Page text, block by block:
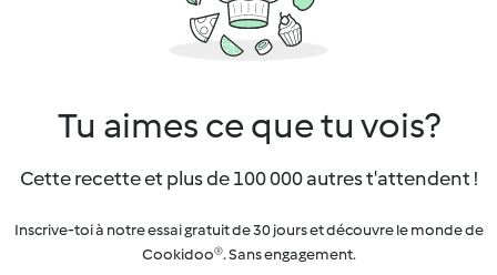
Tu aimes ce que tu vois?
Cette recette et plus de 100 000 autres t'attendent !
Inscrive-toi à notre essai gratuit de 30 jours et découvre le monde de
Cookidoo®. Sans engagement.